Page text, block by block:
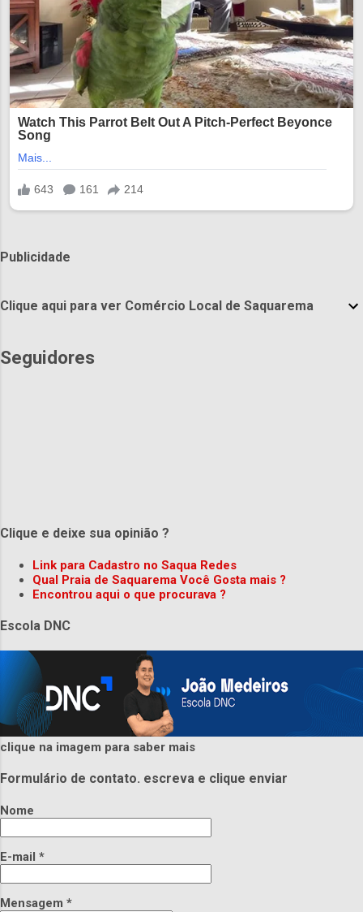
Publicidade
Clique aqui para ver Comércio Local de Saquarema
Seguidores
Clique e deixe sua opinião ?
Link para Cadastro no Saqua Redes
Qual Praia de Saquarema Você Gosta mais ?
Encontrou aqui o que procurava ?
Escola DNC
clique na imagem para saber mais
Formulário de contato. escreva e clique enviar
Nome
E-mail *
Mensagem *